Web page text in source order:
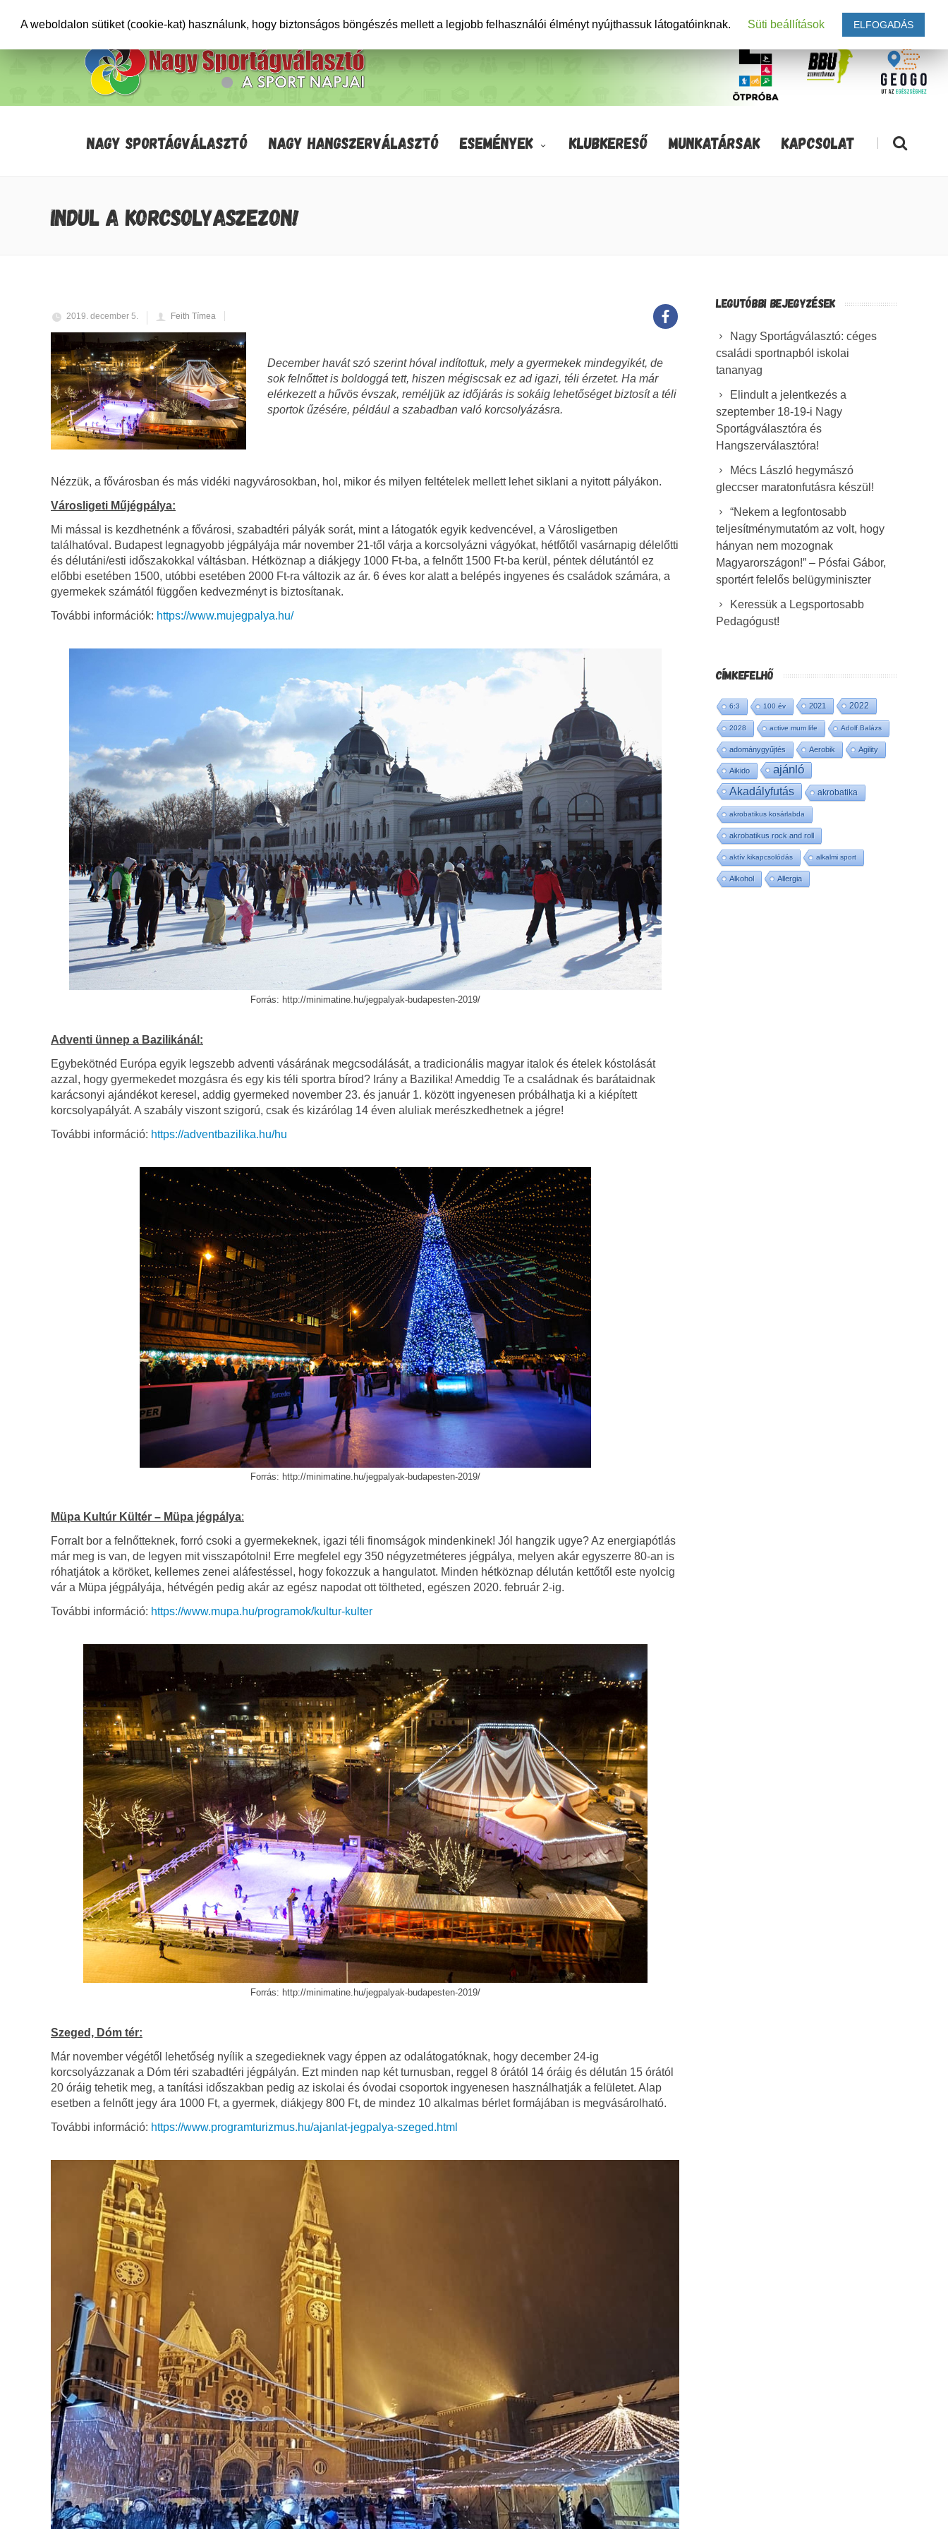
NAGY SPORTÁGVÁLASZTÓ NAGY HANGSZERVÁLASZTÓ ESEMÉNYEK KLUBKERESŐ MUNKATÁRSAK KAPCSOLAT |
INDUL A KORCSOLYASZEZON!
2019. december 5. Feith Tímea
December havát szó szerint hóval indítottuk, mely a gyermekek mindegyikét, de
sok felnőttet is boldoggá tett, hiszen mégiscsak ez ad igazi, téli érzetet. Ha már
elérkezett a hűvös évszak, reméljük az időjárás is sokáig lehetőséget biztosít a téli
sportok űzésére, például a szabadban való korcsolyázásra.
Nézzük, a fővárosban és más vidéki nagyvárosokban, hol, mikor és milyen feltételek mellett lehet siklani a nyitott pályákon.
Városligeti Műjégpálya:
Mi mással is kezdhetnénk a fővárosi, szabadtéri pályák sorát, mint a látogatók egyik kedvencével, a Városligetben
találhatóval. Budapest legnagyobb jégpályája már november 21-től várja a korcsolyázni vágyókat, hétfőtől vasárnapig délelőtti
és délutáni/esti időszakokkal váltásban. Hétköznap a diákjegy 1000 Ft-ba, a felnőtt 1500 Ft-ba kerül, péntek délutántól ez
előbbi esetében 1500, utóbbi esetében 2000 Ft-ra változik az ár. 6 éves kor alatt a belépés ingyenes és családok számára, a
gyermekek számától függően kedvezményt is biztosítanak.
További információk: https://www.mujegpalya.hu/
Forrás: http://minimatine.hu/jegpalyak-budapesten-2019/
Adventi ünnep a Bazilikánál:
Egybekötnéd Európa egyik legszebb adventi vásárának megcsodálását, a tradicionális magyar italok és ételek kóstolását
azzal, hogy gyermekedet mozgásra és egy kis téli sportra bírod? Irány a Bazilika! Ameddig Te a családnak és barátaidnak
karácsonyi ajándékot keresel, addig gyermeked november 23. és január 1. között ingyenesen próbálhatja ki a kiépített
korcsolyapályát. A szabály viszont szigorú, csak és kizárólag 14 éven aluliak merészkedhetnek a jégre!
További információ: https://adventbazilika.hu/hu
Forrás: http://minimatine.hu/jegpalyak-budapesten-2019/
Müpa Kultúr Kültér – Müpa jégpálya:
Forralt bor a felnőtteknek, forró csoki a gyermekeknek, igazi téli finomságok mindenkinek! Jól hangzik ugye? Az energiapótlás
már meg is van, de legyen mit visszapótolni! Erre megfelel egy 350 négyzetméteres jégpálya, melyen akár egyszerre 80-an is
róhatjátok a köröket, kellemes zenei aláfestéssel, hogy fokozzuk a hangulatot. Minden hétköznap délután kettőtől este nyolcig
vár a Müpa jégpályája, hétvégén pedig akár az egész napodat ott töltheted, egészen 2020. február 2-ig.
További információ: https://www.mupa.hu/programok/kultur-kulter
Forrás: http://minimatine.hu/jegpalyak-budapesten-2019/
Szeged, Dóm tér:
Már november végétől lehetőség nyílik a szegedieknek vagy éppen az odalátogatóknak, hogy december 24-ig
korcsolyázzanak a Dóm téri szabadtéri jégpályán. Ezt minden nap két turnusban, reggel 8 órától 14 óráig és délután 15 órától
20 óráig tehetik meg, a tanítási időszakban pedig az iskolai és óvodai csoportok ingyenesen használhatják a felületet. Alap
esetben a felnőtt jegy ára 1000 Ft, a gyermek, diákjegy 800 Ft, de mindez 10 alkalmas bérlet formájában is megvásárolható.
További információ: https://www.programturizmus.hu/ajanlat-jegpalya-szeged.html
LEGUTÓBBI BEJEGYZÉSEK
Nagy Sportágválasztó: céges
családi sportnapból iskolai
tananyag
Elindult a jelentkezés a
szeptember 18-19-i Nagy
Sportágválasztóra és
Hangszerválasztóra!
Mécs László hegymászó
gleccser maratonfutásra készül!
“Nekem a legfontosabb
teljesítménymutatóm az volt, hogy
hányan nem mozognak
Magyarországon!” – Pósfai Gábor,
sportért felelős belügyminiszter
Keressük a Legsportosabb
Pedagógust!
CÍMKEFELHŐ
6:3 100 év 2021 2022
2028 active mum life Adolf Balázs
adománygyűjtés Aerobik Agility
Aikido ajánló
Akadályfutás akrobatika
akrobatikus kosárlabda
akrobatikus rock and roll
aktív kikapcsolódás alkalmi sport
Alkohol Allergia
A weboldalon sütiket (cookie-kat) használunk, hogy biztonságos böngészés mellett a legjobb felhasználói élményt nyújthassuk látogatóinknak. Süti beállítások ELFOGADÁS